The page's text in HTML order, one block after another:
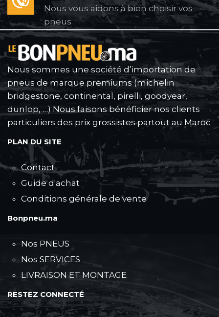
Nous vous aidons à bien choisir vos
pneus
Nous sommes une société d’importation de
pneus de marque premiums (michelin
bridgestone, continental, pirelli, goodyear,
dunlop, …) Nous faisons bénéficier nos clients
particuliers des prix grossistes partout au Maroc
PLAN DU SITE
Contact
Guide d'achat
Conditions générale de vente
Bonpneu.ma
Nos PNEUS
Nos SERVICES
LIVRAISON ET MONTAGE
RESTEZ CONNECTÉ